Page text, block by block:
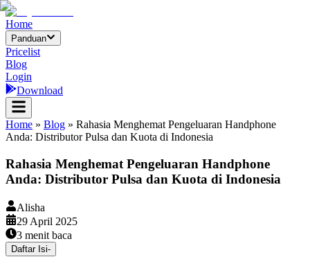
Home
Panduan
Pricelist
Blog
Login
Download
Home » Blog » Rahasia Menghemat Pengeluaran Handphone
Anda: Distributor Pulsa dan Kuota di Indonesia
Rahasia Menghemat Pengeluaran Handphone
Anda: Distributor Pulsa dan Kuota di Indonesia
Alisha
29 April 2025
3 menit baca
Daftar Isi-